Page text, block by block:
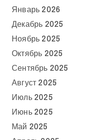
Январь 2026
Декабрь 2025
Ноябрь 2025
Октябрь 2025
Сентябрь 2025
Август 2025
Июль 2025
Июнь 2025
Май 2025